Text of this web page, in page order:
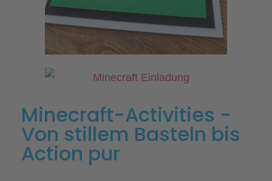
Minecraft-Activities -
Von stillem Basteln bis
Action pur